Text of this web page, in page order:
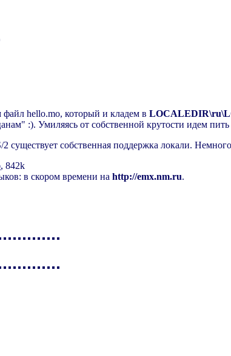
файл hello.mo, который и кладем в
:). Умиляясь от собственной крутости идем
существует собственная поддержка локали.
, 842k
в скором времени на http://emx.nm.ru.